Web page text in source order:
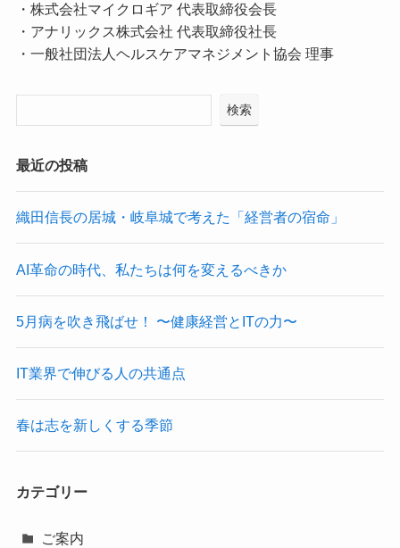
・株式会社マイクロギア 代表取締役会長
・アナリックス株式会社 代表取締役社長
・一般社団法人ヘルスケアマネジメント協会 理事
検索
最近の投稿
織田信長の居城・岐阜城で考えた「経営者の宿命」
AI革命の時代、私たちは何を変えるべきか
5月病を吹き飛ばせ！ 〜健康経営とITの力〜
IT業界で伸びる人の共通点
春は志を新しくする季節
カテゴリー
ご案内